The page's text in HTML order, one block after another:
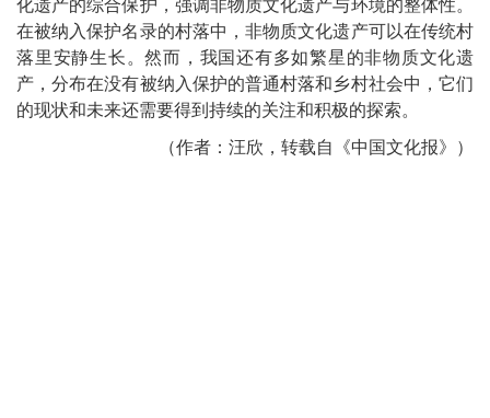
化遗产的综合保护，强调非物质文化遗产与环境的整体性。
在被纳入保护名录的村落中，非物质文化遗产可以在传统村
落里安静生长。然而，我国还有多如繁星的非物质文化遗
产，分布在没有被纳入保护的普通村落和乡村社会中，它们
的现状和未来还需要得到持续的关注和积极的探索。
（作者：汪欣，转载自《中国文化报》）